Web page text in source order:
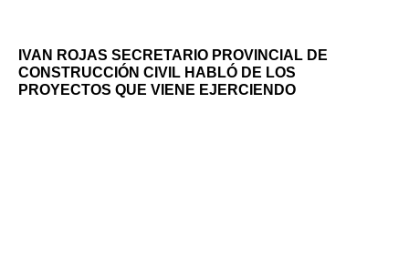
IVAN ROJAS SECRETARIO PROVINCIAL DE
CONSTRUCCIÓN CIVIL HABLÓ DE LOS
PROYECTOS QUE VIENE EJERCIENDO